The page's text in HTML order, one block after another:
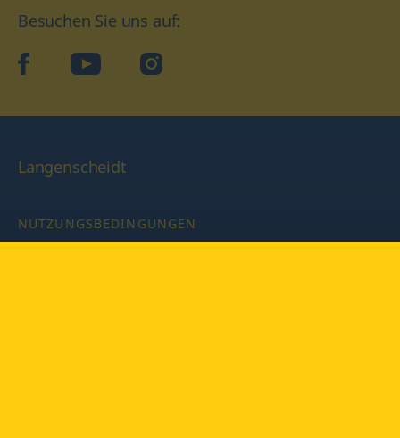
Besuchen Sie uns auf:
facebookYouTube Instagram
Langenscheidt
NUTZUNGSBEDINGUNGEN